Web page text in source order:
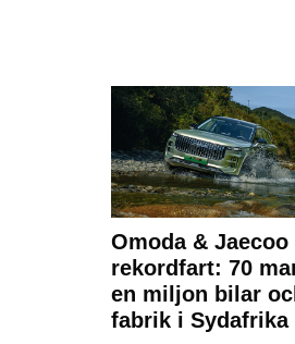
Omoda & Jaecoo
rekordfart: 70
en miljon bilar
fabrik i Sydafrika